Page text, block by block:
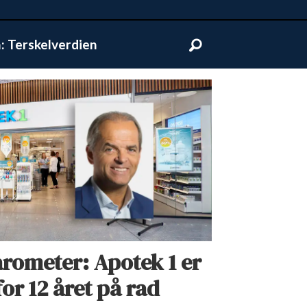
Terskelverdien
Apotek 1 er
12 året på rad